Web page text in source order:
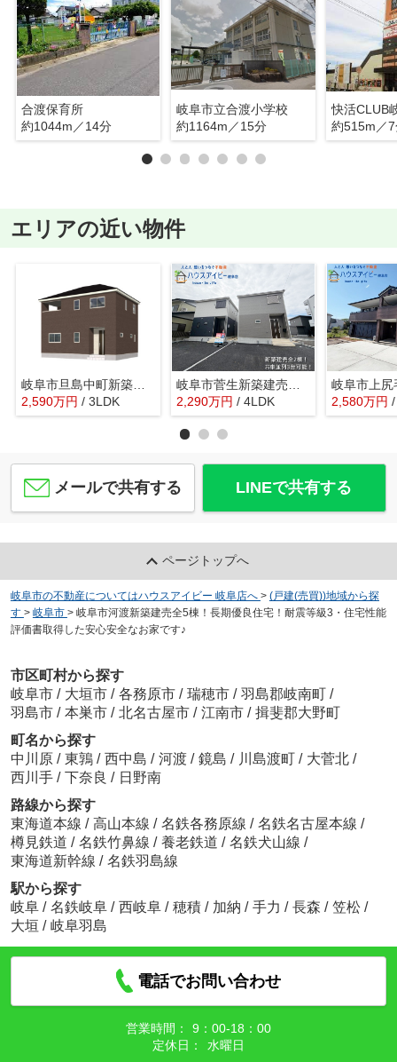
合渡保育所
約1044m／14分
岐阜市立合渡小学校
約1164m／15分
快活CLUB
約515m／
エリアの近い物件
岐阜市旦島中町新築建売限定1邸！お車スペース並列4台可能！パントリー収納付きの3LDK！
2,590万円 / 3LDK
2,290万円 / 4LDK 2,580万円
メールで共有する LINEで共有する
ページトップへ
岐阜市の不動産についてはハウスアイビー 岐阜店へ > (戸建(売買))地域から探
す > 岐阜市 > 岐阜市河渡新築建売全5棟！長期優良住宅！耐震等級3・住宅性能
評価書取得した安心安全なお家です♪
市区町村から探す
岐阜市 / 大垣市 / 各務原市 / 瑞穂市 / 羽島郡岐南町 /
羽島市 / 本巣市 / 北名古屋市 / 江南市 / 揖斐郡大野町
町名から探す
中川原 / 東鶉 / 西中島 / 河渡 / 鏡島 / 川島渡町 / 大菅北 /
西川手 / 下奈良 / 日野南
路線から探す
東海道本線 / 高山本線 / 名鉄各務原線 / 名鉄名古屋本線 /
樽見鉄道 / 名鉄竹鼻線 / 養老鉄道 / 名鉄犬山線 /
東海道新幹線 / 名鉄羽島線
駅から探す
岐阜 / 名鉄岐阜 / 西岐阜 / 穂積 / 加納 / 手力 / 長森 / 笠松 /
大垣 / 岐阜羽島
電話でお問い合わせ
営業時間：
9：00‐18：00
定休日：
水曜日